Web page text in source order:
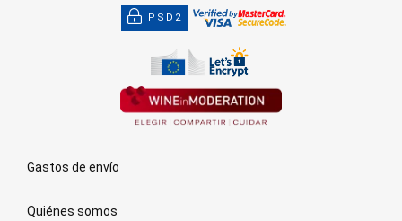
PSD2
Gastos de envío
Quiénes somos